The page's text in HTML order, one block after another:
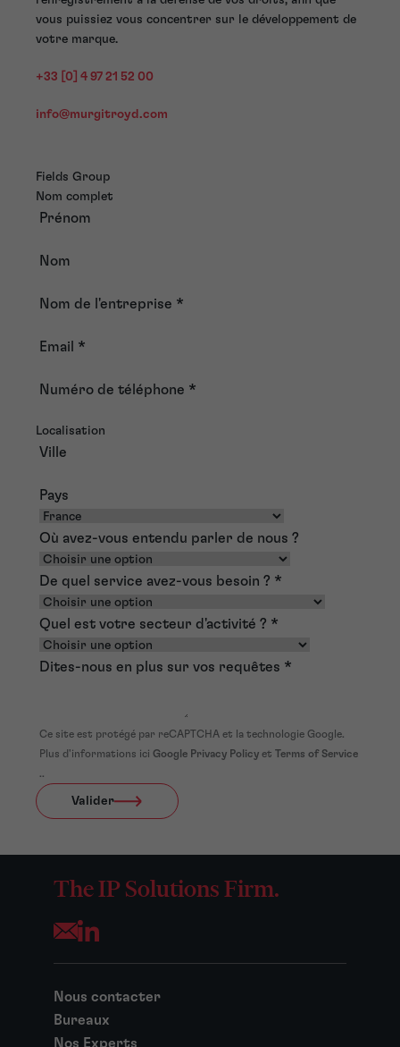
vous puissiez vous concentrer sur le développement de
votre marque.
+33 [0] 4 97 21 52 00
info@murgitroyd.com
Fields Group
Nom complet
Prénom
Nom
Nom de l'entreprise *
Email *
Numéro de téléphone *
Localisation
Ville
Pays
Où avez-vous entendu parler de nous ?
De quel service avez-vous besoin ? *
Quel est votre secteur d'activité ? *
Dites-nous en plus sur vos requêtes *
Ce site est protégé par reCAPTCHA et la technologie Google.
Plus d'informations ici Google Privacy Policy et
Terms of Service
..
Valider
The IP Solutions Firm.
Opens your mail application
Nous contacter
Bureaux
Nos Experts